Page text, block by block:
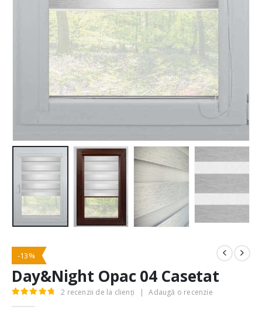
-13%
Day&Night Opac 04 Casetat
2 recenzii de la clienți Adaugă o recenzie